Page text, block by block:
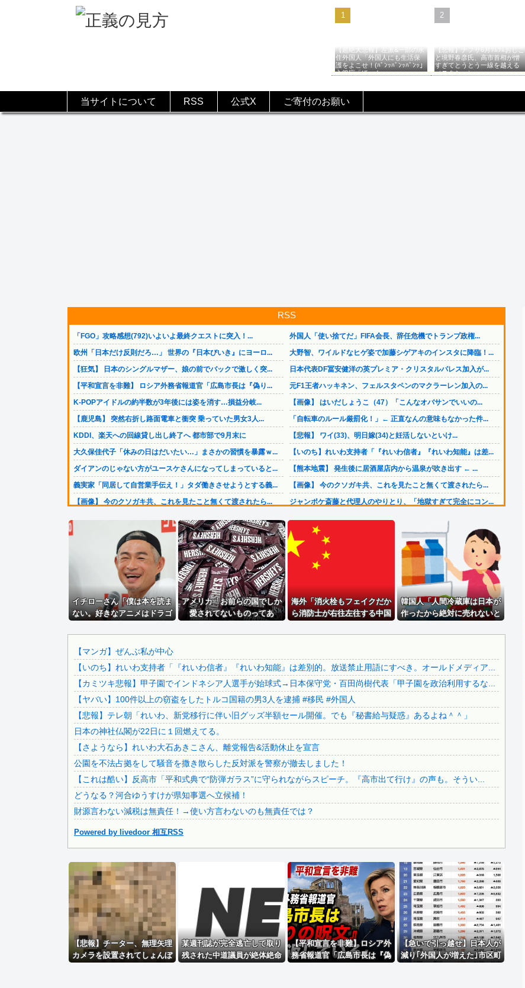
【超絶大悲報】左派&一部の永
住外国人「外国人にも生活保
護をよこせ！(ﾊﾞﾝｯﾊﾞﾝｯﾊﾞﾝｯ」
入管庁「ほーん…」→
【悲報】ナフサ6月ﾂﾑﾂﾑおじこ
と境野春彦氏、高市首相が憎
すぎてとうとう一線を越える
（スクショ）
当サイトについて RSS 公式X ご寄付のお願い
RSS
「FGO」攻略感想(792)いよいよ最終クエストに突入！...
欧州「日本だけ反則だろ…」 世界の『日本びいき』にヨーロ...
【狂気】 日本のシングルマザー、娘の前でバックで激しく突...
【平和宣言を非難】 ロシア外務省報道官「広島市長は『偽り...
K-POPアイドルの約半数が3年後には姿を消す…損益分岐...
【鹿児島】 突然右折し路面電車と衝突 乗っていた男女3人...
KDDI、楽天への回線貸し出し終了へ 都市部で9月末に
大久保佳代子「休みの日はだいたい…」まさかの習慣を暴露ｗ...
ダイアンのじゃない方がユースケさんになってしまっていると...
義実家「同居して自営業手伝え！」タダ働きさせようとする義...
【画像】 今のクソガキ共、これを見たこと無くて渡されたら...
【悲報】大阪のホテル、ヤバすぎて大炎上…「大阪の洗礼を受...
【鹿児島】突然右折し路面電車と衝突 乗っていた男女3人は...
ジャングリア沖縄「ロイヤルチケット」の販売開始、大人29...
【悲報】女に手を出したら人生詰んだｗｗｗｗｗｗｗｗｗｗw...
中国「大洪水！」三峡ダム「9門開放！（全力放流」中国都市...
なぁ、永久機関ってなんで絶対に作れないん？
大久保佳代子「休みの日はだいたい…」まさかの習慣を暴露ｗ...
高配当をうたった「みんなで大家さん」→実態は2881億円...
秋田県職員さん、会見をバスローブ＆喫煙スタイルで対応して...
滝沢秀明社長、熊本入り示唆「男手が必要。時間を見つけて行...
ジャンポケ斎藤と代理人のやりとり、「地獄すぎて完全にコン...
【画像】 日本共産党の街宣車、ほんと碌でもないな
積水ハウス「地面師に55億円騙し取られた…」ワイ「はえー...
【動画】 移民受け入れ派のパヨおば、自分の家に来られたら...
彼氏が『この車』買おうとして私とケンカになってるんだけど...
日本をダメにした総理大臣、ワースト１位が同点でこの人ｗｗ...
【画像】 まま「なんかプール入ってたら学生にめっちゃ見ら...
外国人「使い捨てだ」FIFA会長、辞任危機でトランプ政権...
大野智、ワイルドなヒゲ姿で加藤シゲアキのインスタに降臨！...
日本代表DF冨安健洋の英プレミア・クリスタルパレス加入が...
元F1王者ハッキネン、フェルスタペンのマクラーレン加入の...
【画像】 はいだしょうこ（47）「こんなオバサンでいいの...
「自転車のルール厳罰化！」← 正直なんの意味もなかった件...
【悲報】 ワイ(33)、明日嫁(34)と妊活しないといけ...
【いのち】れいわ支持者「『れいわ信者』『れいわ知能』は差...
【熊本地震】 発生後に居酒屋店内から温泉が吹き出す ← ...
【画像】 今のクソガキ共、これを見たこと無くて渡されたら...
ジャンポケ斎藤と代理人のやりとり、「地獄すぎて完全にコン...
【画像】 日本共産党の街宣車、ほんと碌でもないな
積水ハウス「地面師に55億円騙し取られた…」ワイ「はえー...
彼氏が『この車』買おうとして私とケンカになってるんだけど...
【画像】 今のクソガキ共、これを見たこと無くて渡されたら...
日本をダメにした総理大臣、ワースト１位が同点でこの人ｗｗ...
日本をダメにした総理大臣、ワースト１位が同点でこの人ｗｗ...
【悲報】 ケンコバがコロナの特殊すぎる後遺症に苦しんでい...
【カミツキ悲報】甲子園でインドネシア人選手が始球式→日本...
【悲報】テレ朝「れいわ、新党移行に伴い旧グッズ半額セール...
日本の神社仏閣が22日に１回燃えてる。
【さようなら】れいわ大石あきこさん、離党報告&活動休止を...
公園を不法占拠をして騒音を撒き散らした反対派を警察が撤去...
財源言わない減税は無責任！→使い方言わないのも無責任では...
日本旅行キャンセルすべきか…1万年ぶり史上最大級の火山の...
無気力な韓国代表、オーストリアにも0-1で敗北…3月のA...
韓国代表、コートジボワールに0対4で完敗＝韓国の反応
Powered by livedoor 相互RSS
イチローさん「僕は本を読ま
ない。好きなアニメはドラゴ
アメリカ「お前らの国でしか
愛されてないものってあ
海外「消火栓もフェイクだか
ら消防士が右往左往する中国
韓国人「人間冷蔵庫は日本が
作ったから絶対に売れないと
れたんだそうです…」
【マンガ】ぜんぶ私が中心
【いのち】れいわ支持者「『れいわ信者』『れいわ知能』は差別的。放送禁止用語にすべき。オールドメディア...
【カミツキ悲報】甲子園でインドネシア人選手が始球式→日本保守党・百田尚樹代表「甲子園を政治利用するな...
【ヤバい】100件以上の窃盗をしたトルコ国籍の男3人を逮捕 #移民 #外国人
【悲報】テレ朝「れいわ、新党移行に伴い旧グッズ半額セール開催。でも『秘書給与疑惑』あるよね＾＾」
日本の神社仏閣が22日に１回燃えてる。
【さようなら】れいわ大石あきこさん、離党報告&活動休止を宣言
公園を不法占拠をして騒音を撒き散らした反対派を警察が撤去しました！
【これは酷い】反高市「平和式典で“防弾ガラス”に守られながらスピーチ。『高市出て行け』の声も。そうい...
どうなる？河合ゆうすけが県知事選へ立候補！
財源言わない減税は無責任！→使い方言わないのも無責任では？
Powered by livedoor 相互RSS
【悲報】チーター、無理矢理
カメラを設置されてしょんぼ
某週刊誌が完全逃亡して取り
残された中道議員が絶体絶命
【平和宣言を非難】ロシア外
務省報道官「広島市長は『偽
【急いで引っ越せ】日本人が
減り｢外国人が増えた｣市区町